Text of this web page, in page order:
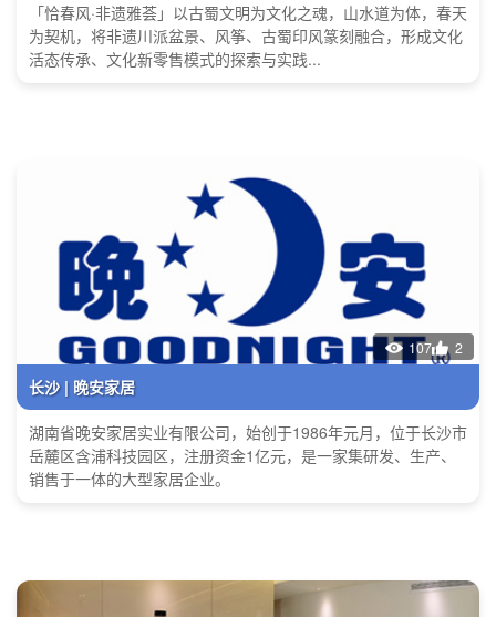
「恰春风·非遗雅荟」以古蜀文明为文化之魂，山水道为体，春天
为契机，将非遗川派盆景、风筝、古蜀印风篆刻融合，形成文化
活态传承、文化新零售模式的探索与实践...
107 2
长沙 | 晚安家居
湖南省晚安家居实业有限公司，始创于1986年元月，位于长沙市
岳麓区含浦科技园区，注册资金1亿元，是一家集研发、生产、
销售于一体的大型家居企业。